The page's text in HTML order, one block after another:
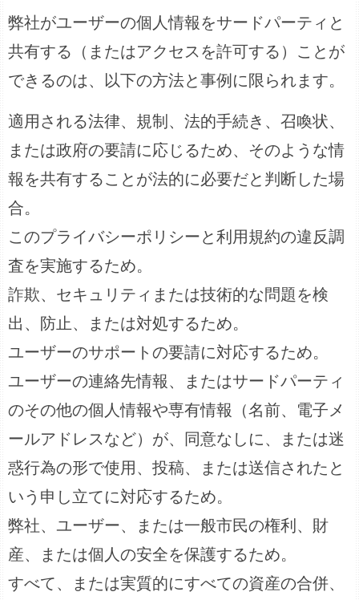
弊社がユーザーの個人情報をサードパーティと
共有する（またはアクセスを許可する）ことが
できるのは、以下の方法と事例に限られます。
適用される法律、規制、法的手続き、召喚状、
または政府の要請に応じるため、そのような情
報を共有することが法的に必要だと判断した場
合。
このプライバシーポリシーと利用規約の違反調
査を実施するため。
詐欺、セキュリティまたは技術的な問題を検
出、防止、または対処するため。
ユーザーのサポートの要請に対応するため。
ユーザーの連絡先情報、またはサードパーティ
のその他の個人情報や専有情報（名前、電子メ
ールアドレスなど）が、同意なしに、または迷
惑行為の形で使用、投稿、または送信されたと
いう申し立てに対応するため。
弊社、ユーザー、または一般市民の権利、財
産、または個人の安全を保護するため。
すべて、または実質的にすべての資産の合併、